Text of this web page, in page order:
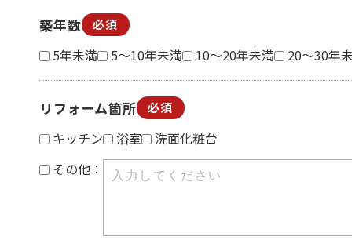
築年数 必須
5年未満 5～10年未満 10～20年未満 20～30年
リフォーム箇所 必須
キッチン 浴室
洗面化粧台
その他：